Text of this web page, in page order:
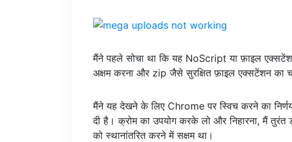
मैंने पहले सोचा था कि यह NoScript या फ़ाइल
अक्षम करना और zip जैसे सुरक्षित फ़ाइल एक्सटेंशन का
मैंने यह देखने के लिए Chrome पर स्विच करने का
दी है। क्रोम का उपयोग करके लो और निहारना, मैं
को स्थानांतरित करने में सक्षम था।